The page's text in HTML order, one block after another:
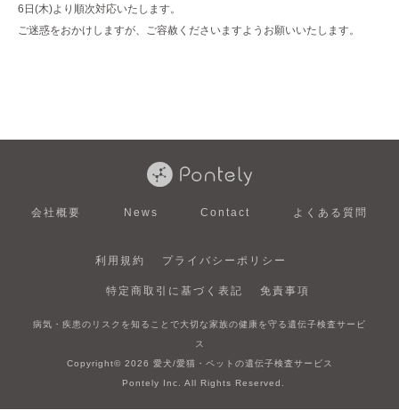
6日(木)より順次対応いたします。
ご迷惑をおかけしますが、ご容赦くださいますようお願いいたします。
会社概要 News Contact よくある質問
利用規約 プライバシーポリシー
特定商取引に基づく表記 免責事項
病気・疾患のリスクを知ることで大切な家族の健康を守る遺伝子検査サービ
ス
Copyright© 2026 愛犬/愛猫・ペットの遺伝子検査サービス
Pontely Inc. All Rights Reserved.